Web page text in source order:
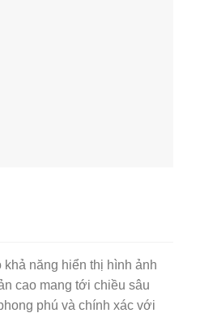
năng hiển thị hình ảnh
cao mang tới chiều sâu
phú và chính xác với